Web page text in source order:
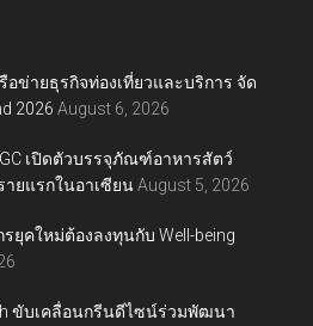
อข่ายธุรกิจท่องเที่ยวและบริการ จัด
2026 August 6, 2026
เปิดตัวบรรจุภัณฑ์อาหารสัตว์
ายแรกในอาเซียน August 5, 2026
รยุคใหม่ต้องลงทุนกับ Well-being
ขับเคลื่อนกรีนดีไซน์ร่วมพัฒนา